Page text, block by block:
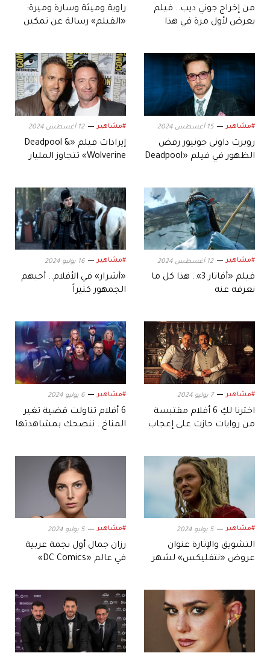
من إخراج جوني ديب.. فيلم
يعرض لأول مرة في هذا
راوية وميثة وسارة وميرة:
«الفيلم» رسالة عن تمكين
#مشاهير 15 أغسطس 2024
روبرت داوني جونيور رفض
الظهور في فيلم «Deadpool
#مشاهير 12 أغسطس 2024
إيرادات فيلم «Deadpool &
Wolverine» تتجاوز المليار
#مشاهير 12 أغسطس 2024
فيلم «أفاتار 3».. هذا كل ما
نعرفه عنه
#مشاهير 16 يوليو 2024
«أشرار» في الأفلام.. أحبهم
الجمهور كثيراً
#مشاهير 7 يوليو 2024
اخترنا لكِ 6 أفلام مقتبسة
من روايات حازت على إعجاب
#مشاهير 6 يوليو 2024
6 أفلام تناولت قضية تغير
المناخ.. ننصحك بمشاهدتها
#مشاهير 5 يوليو 2024
التشويق والإثارة عنوان
عروض «نتفليكس» لشهر
#مشاهير 5 يوليو 2024
رزان جمال أول نجمة عربية
في عالم «DC Comics»